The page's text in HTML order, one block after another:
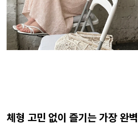
체형 고민 없이 즐기는 가장 완